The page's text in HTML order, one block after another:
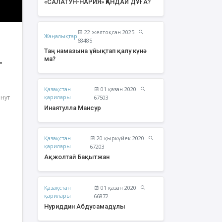
Бауыржан
Қайырбайұлы
Құрбан Яхия Сансызбайұлы
«САЛАТУН-НАРИЯ» ҚАНДАЙ ДҰҒА?
Жаңалықтар
22 желтоқсан 2025
68485
Таң намазына ұйықтап қалу күнә
ма?
Қазақстан
қарилары
01 қазан 2020
67503
Инаятулла Мансур
Қазақстан
қарилары
20 қыркүйек 2020
67203
Ақжолтай Бақытжан
Қазақстан
қарилары
01 қазан 2020
66872
Нуриддин Абдусамадұлы